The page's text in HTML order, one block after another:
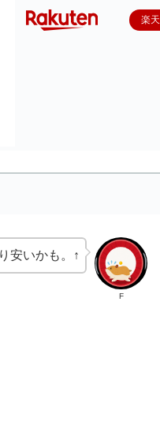
楽
F
安いかも。↑